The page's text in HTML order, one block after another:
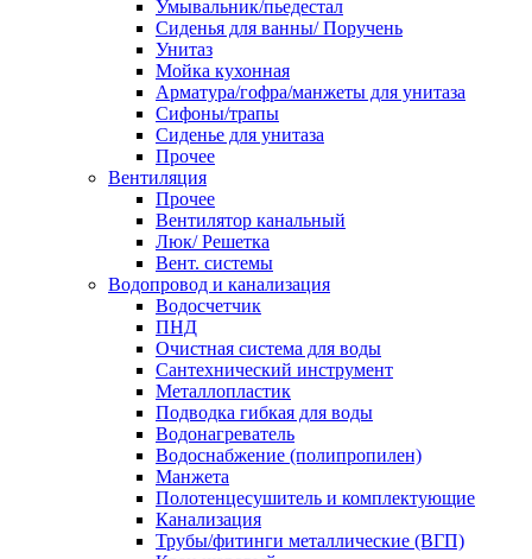
Умывальник/пьедестал
Сиденья для ванны/ Поручень
Унитаз
Мойка кухонная
Арматура/гофра/манжеты для унитаза
Сифоны/трапы
Сиденье для унитаза
Прочее
Вентиляция
Прочее
Вентилятор канальный
Люк/ Решетка
Вент. системы
Водопровод и канализация
Водосчетчик
ПНД
Очистная система для воды
Сантехнический инструмент
Металлопластик
Подводка гибкая для воды
Водонагреватель
Водоснабжение (полипропилен)
Манжета
Полотенцесушитель и комплектующие
Канализация
Трубы/фитинги металлические (ВГП)